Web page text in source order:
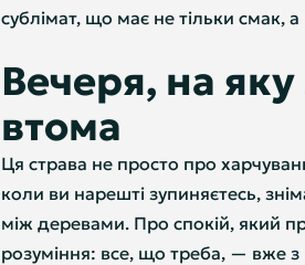
сублімат, що має не тільки смак, а
Вечеря, на
втома
Ця страва не просто про
коли ви нарешті зупиняєтесь,
між деревами. Про спокій, який
розуміння: все, що треба, — вже